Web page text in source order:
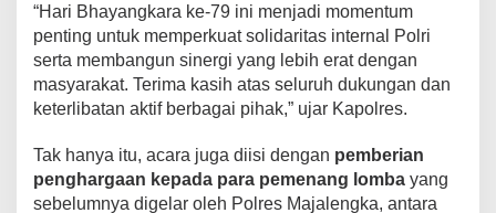
“Hari Bhayangkara ke-79 ini menjadi momentum
penting untuk memperkuat solidaritas internal Polri
serta membangun sinergi yang lebih erat dengan
masyarakat. Terima kasih atas seluruh dukungan dan
keterlibatan aktif berbagai pihak,” ujar Kapolres.
Tak hanya itu, acara juga diisi dengan pemberian
penghargaan kepada para pemenang lomba yang
sebelumnya digelar oleh Polres Majalengka, antara